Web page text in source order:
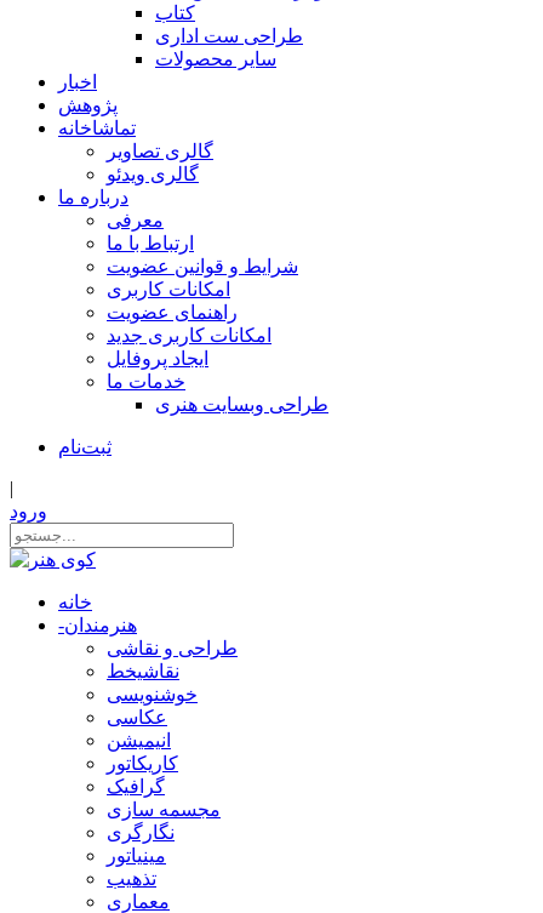
کتاب
طراحی ست اداری
سایر محصولات
اخبار
پژوهش
تماشاخانه
گالری تصاویر
گالری ویدئو
درباره ما
معرفی
ارتباط با ما
شرایط و قوانین عضویت
امکانات کاربری
راهنمای عضویت
امکانات کاربری جدید
ایجاد پروفایل
خدمات ما
طراحی وبسایت هنری
ثبت‌نام
|
ورود
خانه
-هنرمندان
طراحی و نقاشی
نقاشیخط
خوشنویسی
عکاسی
انیمیشن
کاریکاتور
گرافیک
مجسمه سازی
نگارگری
مینیاتور
تذهیب
معماری